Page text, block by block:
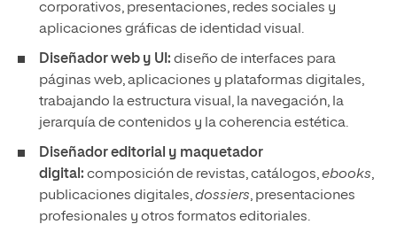
corporativos, presentaciones, redes sociales y
aplicaciones gráficas de identidad visual.
Diseñador web y UI: diseño de interfaces para
páginas web, aplicaciones y plataformas digitales,
trabajando la estructura visual, la navegación, la
jerarquía de contenidos y la coherencia estética.
Diseñador editorial y maquetador
digital: composición de revistas, catálogos,ebooks,
publicaciones digitales,dossiers, presentaciones
profesionales y otros formatos editoriales.